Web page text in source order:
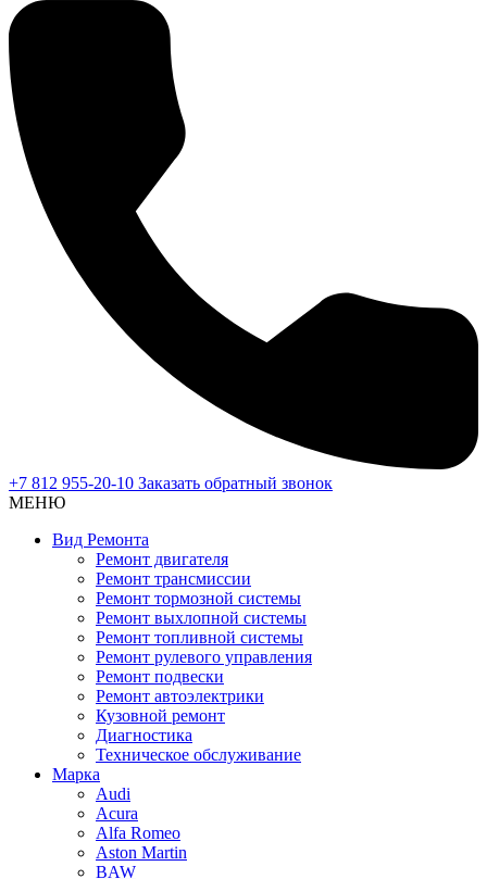
+7 812 955-20-10 Заказать обратный звонок
МЕНЮ
Вид Ремонта
Ремонт двигателя
Ремонт трансмиссии
Ремонт тормозной системы
Ремонт выхлопной системы
Ремонт топливной системы
Ремонт рулевого управления
Ремонт подвески
Ремонт автоэлектрики
Кузовной ремонт
Диагностика
Техническое обслуживание
Марка
Audi
Acura
Alfa Romeo
Aston Martin
BAW